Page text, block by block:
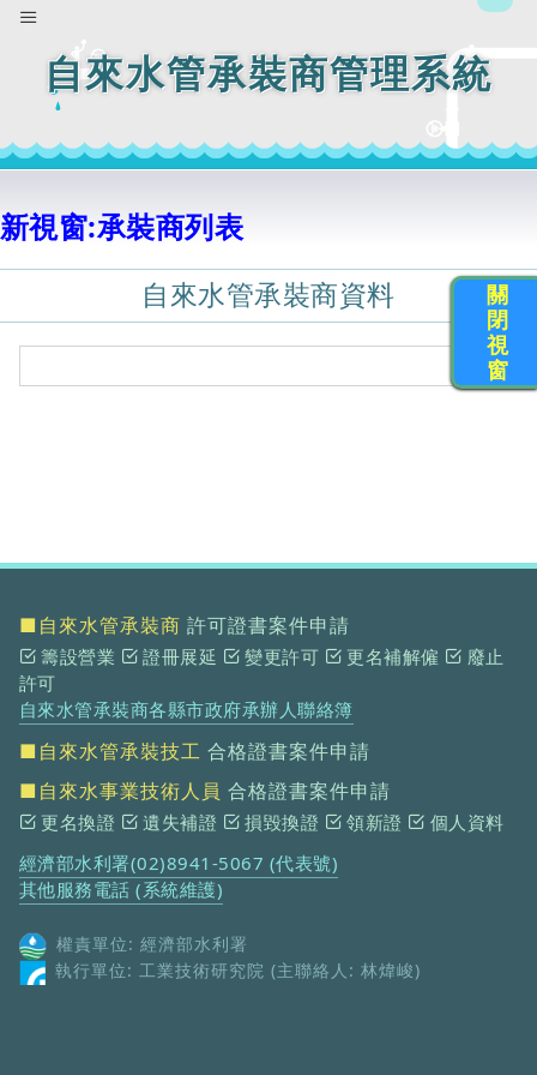
自來水管承裝商管理系統
新視窗:承裝商列表
自來水管承裝商資料
關
閉
視
窗
■自來水管承裝商 許可證書案件申請
籌設營業 證冊展延 變更許可 更名補解僱
廢止
許可
自來水管承裝商各縣市政府承辦人聯絡簿
■自來水管承裝技工 合格證書案件申請
■自來水事業技術人員 合格證書案件申請
更名換證 遺失補證 損毀換證 領新證
個人資料
經濟部水利署(02)8941-5067 (代表號)
其他服務電話 (系統維護)
權責單位: 經濟部水利署
執行單位: 工業技術研究院 (主聯絡人: 林煒峻)